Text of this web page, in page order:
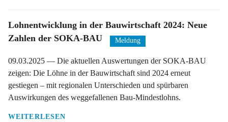
Lohnentwicklung in der Bauwirtschaft 2024: Neue
Zahlen der SOKA-BAU
Meldung
09.03.2025 — Die aktuellen Auswertungen der SOKA-BAU
zeigen: Die Löhne in der Bauwirtschaft sind 2024 erneut
gestiegen – mit regionalen Unterschieden und spürbaren
Auswirkungen des weggefallenen Bau-Mindestlohns.
WEITERLESEN